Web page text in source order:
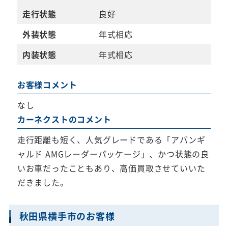
走行状態
良好
外装状態
年式相応
内装状態
年式相応
お客様コメント
なし
カーネクストのコメント
走行距離も短く、人気グレードである「アバンギ
ャルド AMGレーダーパッケージ」、かつ状態の良
いお車だったこともあり、高価買取させていいた
だきました。
秋田県横手市のお客様